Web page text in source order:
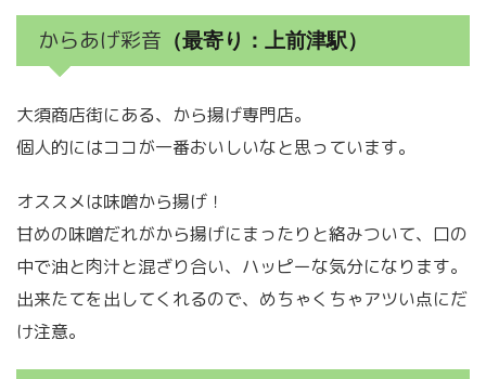
からあげ彩音 （最寄り：上前津駅）
大須商店街にある、から揚げ専門店。
個人的にはココが一番おいしいなと思っています。
オススメは味噌から揚げ！
甘めの味噌だれがから揚げにまったりと絡みついて、口の
中で油と肉汁と混ざり合い、ハッピーな気分になります。
出来たてを出してくれるので、めちゃくちゃアツい点にだ
け注意。